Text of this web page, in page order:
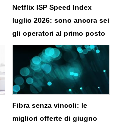
Netflix ISP Speed Index
luglio 2026: sono ancora sei
gli operatori al primo posto
Fibra senza vincoli: le
migliori offerte di giugno